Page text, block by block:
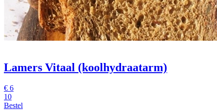
Lamers Vitaal (koolhydraatarm)
€ 6
10
Bestel